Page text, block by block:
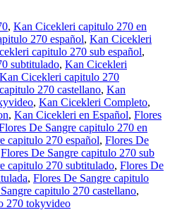
, Kan Cicekleri capitulo 270 en
270 español, Kan Cicekleri
capitulo 270 sub español,
subtitulado, Kan Cicekleri
Kan Cicekleri capitulo 270
270 castellano, Kan
, Kan Cicekleri Completo,
, Kan Cicekleri en Español, Flores
De Sangre capitulo 270 en
capitulo 270 español, Flores De
Flores De Sangre capitulo 270 sub
capitulo 270 subtitulado, Flores De
, Flores De Sangre capitulo
capitulo 270 castellano,
270 tokyvideo